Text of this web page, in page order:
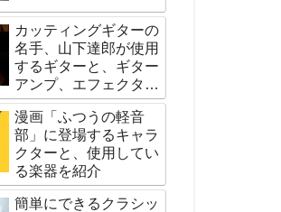
カッティングギターの
名手、山下達郎が使用
するギターと、ギター
アンプ、エフェクター
など機材の紹介
漫画「ふつうの軽音
部」に登場するキャラ
クターと、使用してい
る楽器を紹介
簡単にできるクラシッ